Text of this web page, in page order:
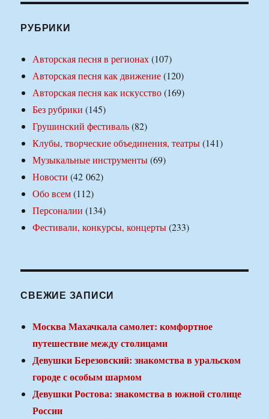
РУБРИКИ
Авторская песня в регионах(107)
Авторская песня как движение(120)
Авторская песня как искусство(169)
Без рубрики (145)
Грушинский фестиваль(82)
Клубы, творческие объединения, театры(141)
Музыкальные инструменты(69)
Новости (42 062)
Обо всем(112)
Персоналии (134)
Фестивали, конкурсы, концерты(233)
СВЕЖИЕ ЗАПИСИ
Москва Махачкала самолет: комфортное
путешествие между столицами
Девушки Березовский: знакомства в уральском
городе с особым шармом
Девушки Ростова: знакомства в южной столице
России